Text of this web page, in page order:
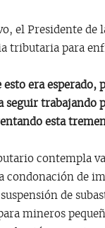
Presidente de la
tributaria para
era esperado,
seguir trabajando
esta
contempla
condonación de
de
mineros